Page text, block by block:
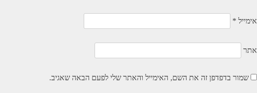
אימייל *
אתר
שמור בדפדפן זה את השם, האימייל והאתר שלי לפעם הבאה שאגיב.